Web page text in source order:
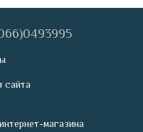
сайта
магазина